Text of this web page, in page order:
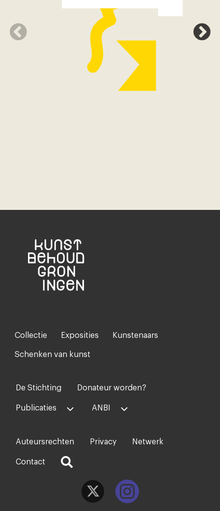
Footer-
menu
Collectie Exposities Kunstenaars
Schenken van kunst
Voet
midden
De Stichting Donateur worden?
Publicaties ANBI
Voet
rechts
Auteursrechten Privacy Netwerk
Contact